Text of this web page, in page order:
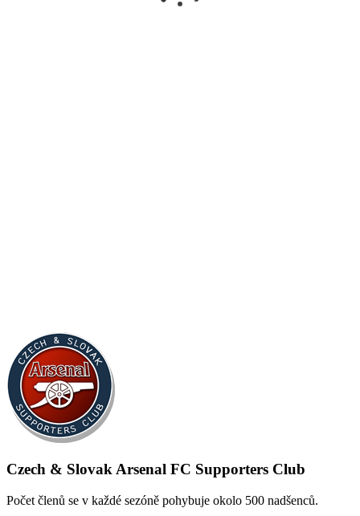
Czech & Slovak Arsenal FC Supporters Club
Počet členů se v každé sezóně pohybuje okolo 500 nadšenců.